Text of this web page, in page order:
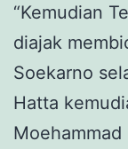
“Kemudian
diajak
Soekarno
Hatta